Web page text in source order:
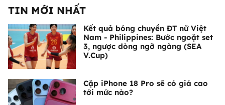
TIN MỚI NHẤT
Kết quả bóng chuyền ĐT nữ Việt
Nam - Philippines: Bước ngoặt set
3, ngược dòng ngỡ ngàng (SEA
V.Cup)
Cặp iPhone 18 Pro sẽ có giá cao
tới mức nào?